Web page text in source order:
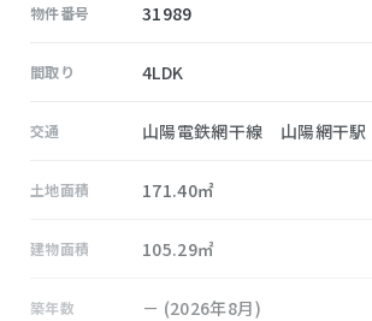
物件番号 31989
間取り 4LDK
交通 山陽電鉄網干線 山陽網干
土地面積 171.40㎡
建物面積 105.29㎡
築年数 － (2026年8月)